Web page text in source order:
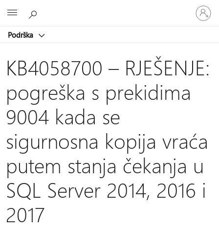
Podrška
Prijavite
se
u
račun
KB4058700 – RJEŠENJE:
pogreška s prekidima
9004 kada se
sigurnosna kopija vraća
putem stanja čekanja u
SQL Server 2014, 2016 i
2017